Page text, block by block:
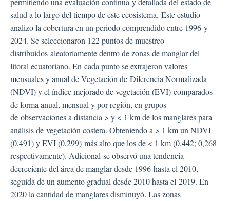
salud a lo largo del tiempo de este ecosistema. Este estudio
analizo la cobertura en un periodo comprendido entre 1996 y
2024. Se seleccionaron 122 puntos de muestreo
distribuidos aleatoriamente dentro de zonas de manglar del
litoral ecuatoriano. En cada punto se extrajeron valores
mensuales y anual de Vegetación de Diferencia Normalizada
(NDVI) y el índice mejorado de vegetación (EVI) comparados
de forma anual, mensual y por región, en grupos
de observaciones a distancia > y < 1 km de los manglares para
análisis de vegetación costera. Obteniendo a > 1 km un NDVI
(0,491) y EVI (0,299) más alto que los de < 1 km (0,442; 0,268
respectivamente). Adicional se observó una tendencia
decreciente del área de manglar desde 1996 hasta el 2010,
seguida de un aumento gradual desde 2010 hasta el 2019. En
2020 la cantidad de manglares disminuyó. Las zonas